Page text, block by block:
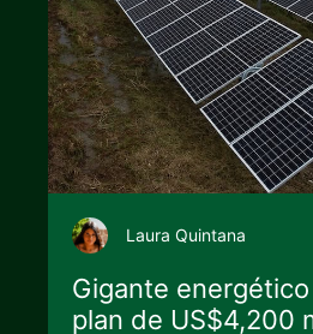
Laura Quintana
Gigante
plan de US$4,200